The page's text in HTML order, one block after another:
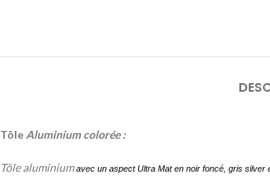
Tôle Aluminium colorée :
Tôlealuminiumavec un aspectUltra Mat en noir foncé, gris silver